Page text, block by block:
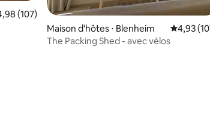
: 4,91 sur 5
moyenne sur la base de 107
(107)
Maison d'hôtes ⋅ Blenheim
4,93
The Packing Shed - avec vélos